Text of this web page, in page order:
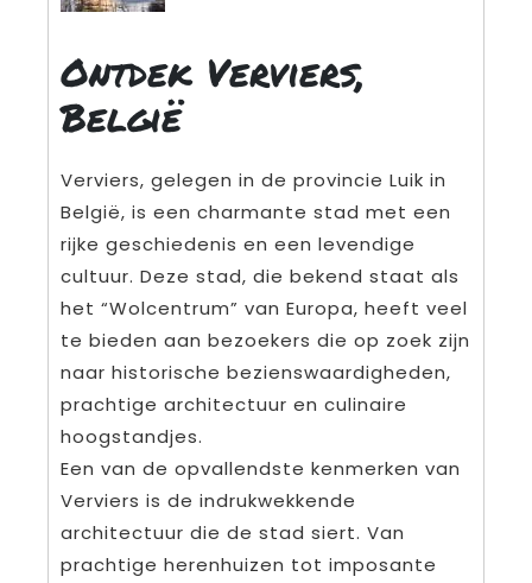
Ontdek Verviers,
België
Verviers, gelegen in de provincie Luik in
België, is een charmante stad met een
rijke geschiedenis en een levendige
cultuur. Deze stad, die bekend staat als
het “Wolcentrum” van Europa, heeft veel
te bieden aan bezoekers die op zoek zijn
naar historische bezienswaardigheden,
prachtige architectuur en culinaire
hoogstandjes.
Een van de opvallendste kenmerken van
Verviers is de indrukwekkende
architectuur die de stad siert. Van
prachtige herenhuizen tot imposante